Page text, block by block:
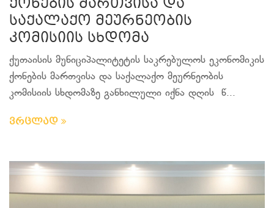
ქონების მართვისა და
საქალაქო მეურნეობის
კომისიის სხდომა
ქუთაისის მუნიციპალიტეტის საკრებულოს ეკონომიკის
ქონების მართვისა და საქალაქო მეურნეობის
კომისიის სხდომაზე განხილული იქნა დღის წ...
ვრცლად